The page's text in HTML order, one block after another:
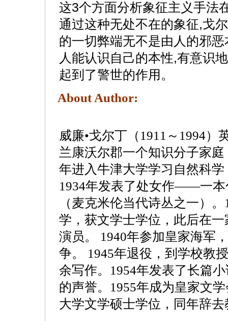
这3个方面分析象征主义手法
通过这种无处不在的象征,戈
的一切弊端无不是由人的邪
人能认识自己的本性,有意识
起到了警世的作用。
About Author:
威廉•戈尔丁（1911～1994）
兰康沃尔郡一个知识分子家
年进入牛津大学学习自然科
1934年发表了处女作——一本
（麦克米伦当代诗丛之一）
学，获文学士学位，此后在
演员。 1940年参加皇家海军
争。 1945年退役，到学校教
余写作。1954年发表了长篇
的声誉。1955年成为皇家文
大学文学硕士学位，同年辞